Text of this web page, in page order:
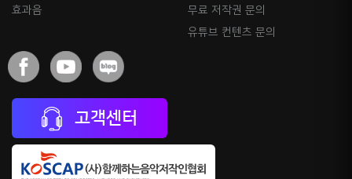
효과음
무료 저작권 문의
유튜브 컨텐츠 문의
고객센터